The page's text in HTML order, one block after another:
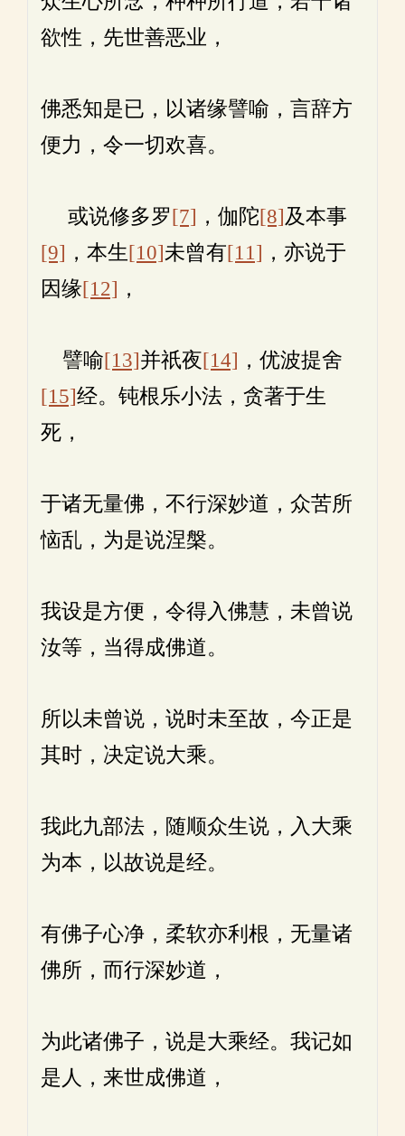
欲性，先世善恶业，
佛悉知是已，以诸缘譬喻，言辞方
便力，令一切欢喜。
或说修多罗[7] ，伽陀[8]及本事
[9] ，本生[10]未曾有[11] ，亦说于
因缘[12] ，
譬喻[13]并祇夜[14] ，优波提舍
[15]经。钝根乐小法，贪著于生
死，
于诸无量佛，不行深妙道，众苦所
恼乱，为是说涅槃。
我设是方便，令得入佛慧，未曾说
汝等，当得成佛道。
所以未曾说，说时未至故，今正是
其时，决定说大乘。
我此九部法，随顺众生说，入大乘
为本，以故说是经。
有佛子心净，柔软亦利根，无量诸
佛所，而行深妙道，
为此诸佛子，说是大乘经。我记如
是人，来世成佛道，